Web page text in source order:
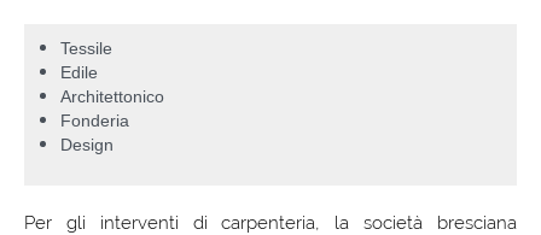
Tessile
Edile
Architettonico
Fonderia
Design
Per gli interventi di carpenteria, la società bresciana